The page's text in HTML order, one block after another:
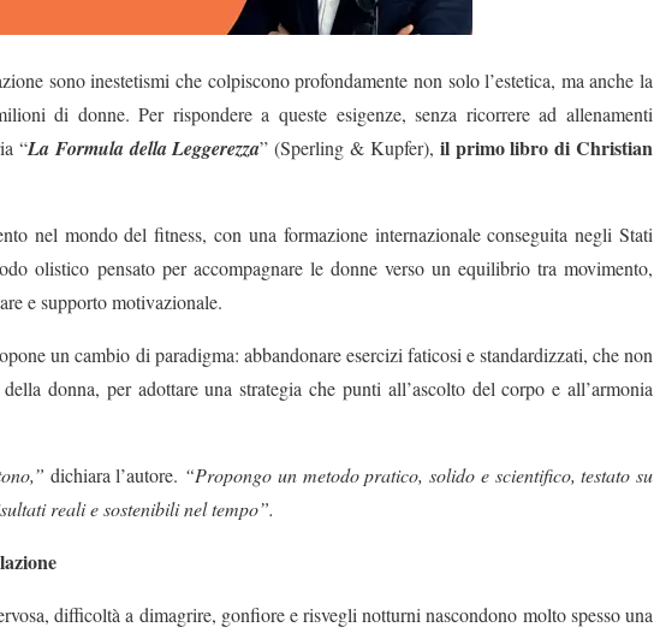
sono inestetismi che colpiscono profondamente non solo l’estetica, ma anche la
di donne. Per rispondere a queste esigenze, senza ricorrere ad allenamenti
“La Formula della Leggerezza” (Sperling & Kupfer), il primo libro di Christian
nel mondo del fitness, con una formazione internazionale conseguita negli Stati
olistico pensato per accompagnare le donne verso un equilibrio tra movimento,
e supporto motivazionale.
un cambio di paradigma: abbandonare esercizi faticosi e standardizzati, che non
donna, per adottare una strategia che punti all’ascolto del corpo e all’armonia
dichiara l’autore. “Propongo un metodo pratico, solido e scientifico, testato su
reali e sostenibili nel tempo”.
difficoltà a dimagrire, gonfiore e risvegli notturni nascondono molto spesso una